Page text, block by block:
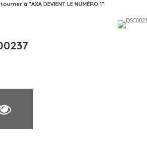
à "AXA DEVIENT LE NUMÉRO 1"